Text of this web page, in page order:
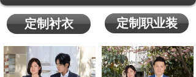
定制职业装
定制衬衣